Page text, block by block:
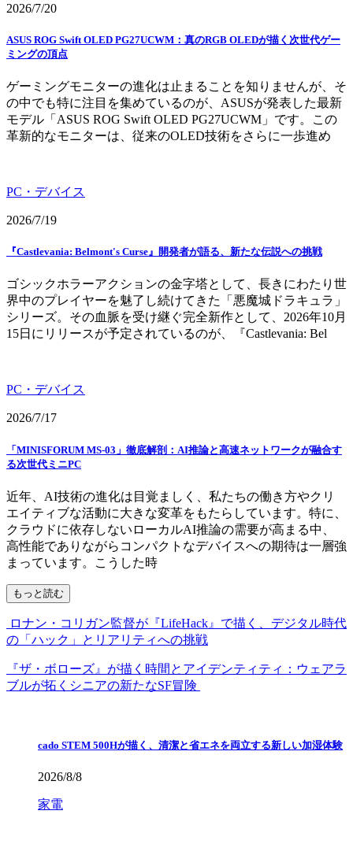
2026/7/20
ASUS ROG Swift OLED PG27UCWM：真のRGB OLEDが描く次世代ゲー
ミングの頂点
ゲーミングモニターの進化は止まることを知りませんが、そ
の中でも特に注目を集めているのが、ASUSが発表した最新
モデル「ASUS ROG Swift OLED PG27UCWM」です。この
革新的なモニターは、従来のOLED技術をさらに一歩進め
PC・デバイス
2026/7/19
『Castlevania: Belmont's Curse』開発者が語る、新たな伝説への挑戦
ゴシックホラーアクションの金字塔として、長きにわたり世
界中のプレイヤーを魅了し続けてきた「悪魔城ドラキュラ」
シリーズ。その血脈を受け継ぐ完全新作として、2026年10月
15日にリリースが予定されているのが、『Castlevania: Bel
PC・デバイス
2026/7/17
「MINISFORUM MS-03」徹底解剖：AI推論と高速ネットワークが融合す
る次世代ミニPC
近年、AI技術の進化は目覚ましく、私たちの働き方やクリ
エイティブな活動に大きな変革をもたらしています。特に、
クラウドに依存しないローカルAI推論の需要が高まる中、
高性能でありながらコンパクトなデバイスへの期待は一層強
まっています。こうした時
もっと読む
ロナン・コリガン監督が『LifeHack』で描く、デジタル時代
の「ハック」とリアリティへの挑戦
『ザ・ボローズ』が描く時間とアイデンティティ：ウェアラ
ブルが拓くシニアの新たなSF冒険
cado STEM 500Hが描く、清潔と省エネを両立する新しい加湿体験
2026/8/8
家電